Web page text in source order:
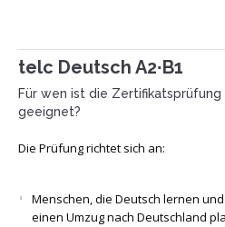
telc Deutsch A2∙B1
Für wen ist die Zertifikatsprüfung
geeignet?
Die Prüfung richtet sich an:
Menschen, die Deutsch lernen
einen Umzug nach Deutschland